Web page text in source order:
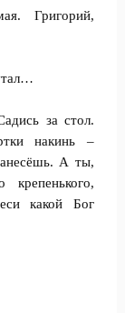
Григорий,
за стол.
накинь –
А ты,
какой Бог